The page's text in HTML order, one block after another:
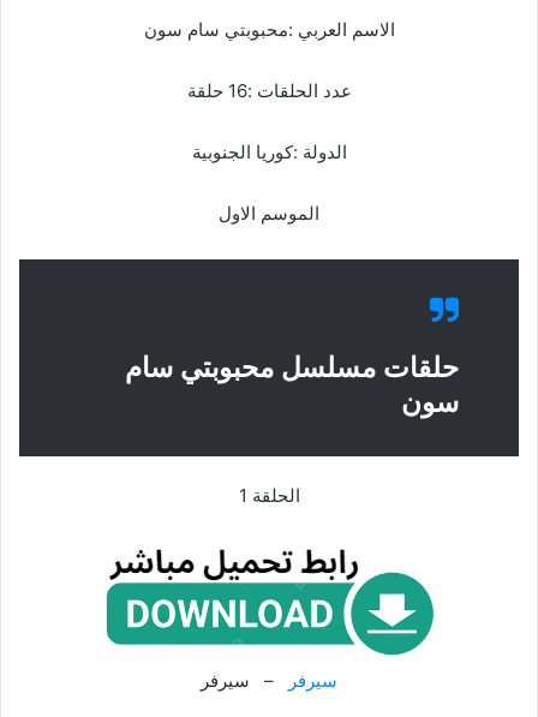
الاسم العربي :محبوبتي سام سون
عدد الحلقات :16 حلقة
الدولة :كوريا الجنوبية
الموسم الاول
حلقات مسلسل محبوبتي سام
سون
الحلقة 1
سيرفر – سيرفر